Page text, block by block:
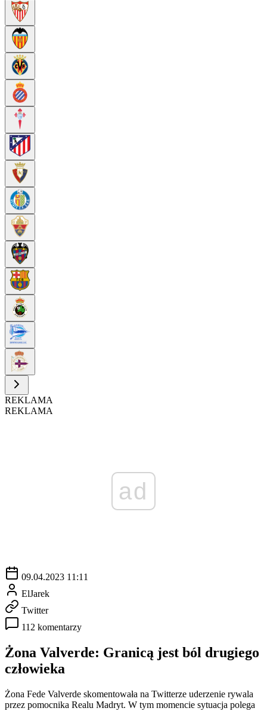
REKLAMA
REKLAMA
ad
09.04.2023 11:11
ElJarek
Twitter
112 komentarzy
Żona Valverde: Granicą jest ból drugiego
człowieka
Żona Fede Valverde skomentowała na Twitterze uderzenie rywala
przez pomocnika Realu Madryt. W tym momencie sytuacja polega